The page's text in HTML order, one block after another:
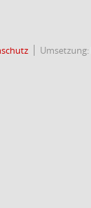
Umsetzung: